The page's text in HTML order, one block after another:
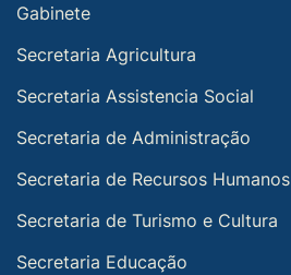
Gabinete
Secretaria Agricultura
Secretaria Assistencia Social
Secretaria de Administração
Secretaria de Recursos Humanos
Secretaria de Turismo e Cultura
Secretaria Educação